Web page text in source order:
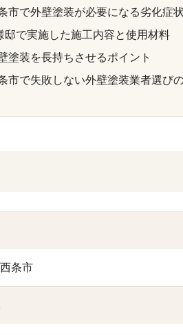
市で外壁塗装が必要になる劣化症状
邸で実施した施工内容と使用材料
塗装を長持ちさせるポイント
市で失敗しない外壁塗装業者選び
条市